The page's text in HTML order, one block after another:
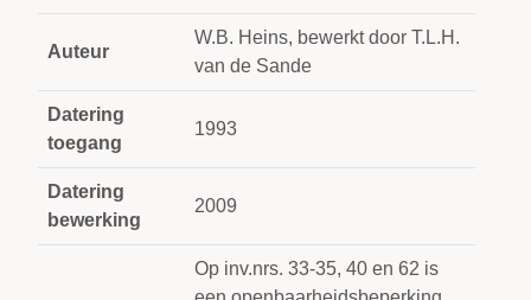
Auteur
W.B. Heins, bewerkt door T.L.H.
van de Sande
Datering
toegang
1993
Datering
bewerking
2009
Op inv.nrs. 33-35, 40 en 62 is